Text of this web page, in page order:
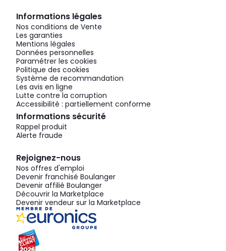
Informations légales
Nos conditions de Vente
Les garanties
Mentions légales
Données personnelles
Paramétrer les cookies
Politique des cookies
Système de recommandation
Les avis en ligne
Lutte contre la corruption
Accessibilité : partiellement conforme
Informations sécurité
Rappel produit
Alerte fraude
Rejoignez-nous
Nos offres d'emploi
Devenir franchisé Boulanger
Devenir affilié Boulanger
Découvrir la Marketplace
Devenir vendeur sur la Marketplace